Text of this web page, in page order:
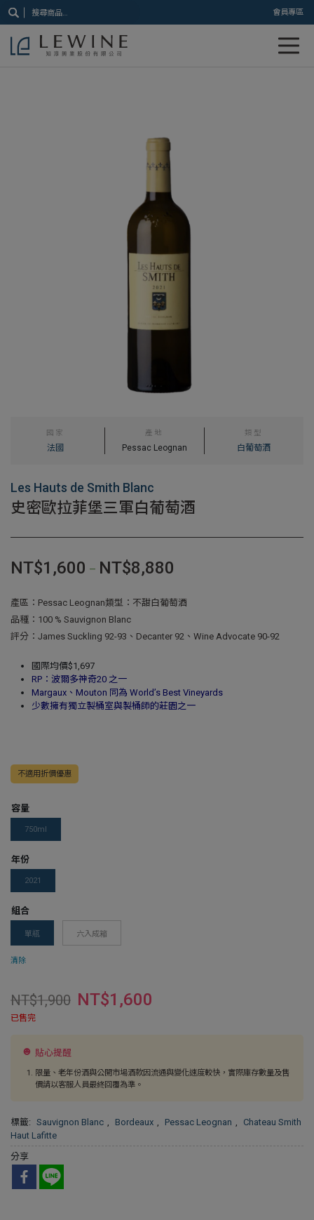
會員專區
國家
法國
產地
Pessac Leognan
類型
白葡萄酒
Les Hauts de Smith Blanc
史密歐拉菲堡三軍白葡萄酒
NT$1,600 – NT$8,880
產區：Pessac Leognan類型：不甜白葡萄酒
品種：100 % Sauvignon Blanc
評分：James Suckling 92-93、Decanter 92、Wine Advocate 90-92
國際均價$1,697
RP：波爾多神奇20 之一
Margaux、Mouton 同為 World’s Best Vineyards
少數擁有獨立製桶室與製桶師的莊園之一
不適用折價優惠
容量
750ml
年份
2021
組合
單瓶 六入成箱
清除
NT$1,900 NT$1,600
已售完
貼心提醒
限量、老年份酒與公開市場酒款因流通與變化速度較快，實際庫存數量及售
價請以客服人員最終回覆為準。
標籤: Sauvignon Blanc , Bordeaux , Pessac Leognan ,
Chateau Smith
Haut Lafitte
分享